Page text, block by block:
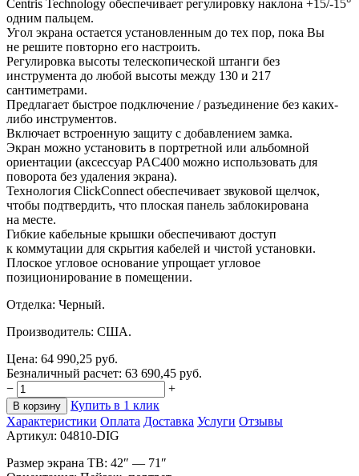
Centris Technology обеспечивает регулировку наклона +15/-15°
одним пальцем.
Угол экрана остается установленным до тех пор, пока Вы
не решите повторно его настроить.
Регулировка высоты телескопической штанги без
инструмента до любой высоты между 130 и 217
сантиметрами.
Предлагает быстрое подключение / разъединение без каких-
либо инструментов.
Включает встроенную защиту с добавлением замка.
Экран можно установить в портретной или альбомной
ориентации (аксессуар PAC400 можно использовать для
поворота без удаления экрана).
Технология ClickConnect обеспечивает звуковой щелчок,
чтобы подтвердить, что плоская панель заблокирована
на месте.
Гибкие кабельные крышки обеспечивают доступ
к коммутации для скрытия кабелей и чистой установки.
Плоское угловое основание упрощает угловое
позиционирование в помещении.
Отделка: Черный.
Производитель: США.
Цена: 64 990,25 руб.
Безналичный расчет: 63 690,45 руб.
−
+
В корзину
Купить в 1 клик
Характеристики Оплата Доставка Услуги Отзывы
Артикул: 04810-DIG
Размер экрана ТВ: 42″ — 71 ″